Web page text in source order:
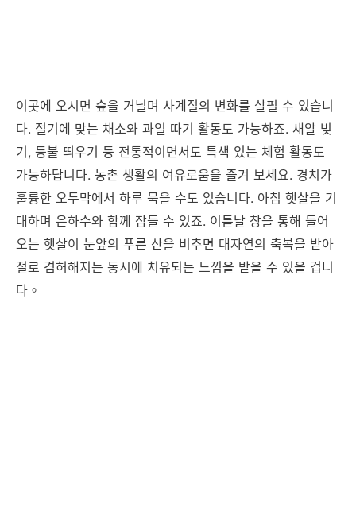
이곳에 오시면 숲을 거닐며 사계절의 변화를 살필 수 있습니
다. 절기에 맞는 채소와 과일 따기 활동도 가능하죠. 새알 빚
기, 등불 띄우기 등 전통적이면서도 특색 있는 체험 활동도
가능하답니다. 농촌 생활의 여유로움을 즐겨 보세요. 경치가
훌륭한 오두막에서 하루 묵을 수도 있습니다. 아침 햇살을 기
대하며 은하수와 함께 잠들 수 있죠. 이튿날 창을 통해 들어
오는 햇살이 눈앞의 푸른 산을 비추면 대자연의 축복을 받아
절로 겸허해지는 동시에 치유되는 느낌을 받을 수 있을 겁니
다。